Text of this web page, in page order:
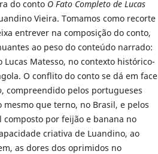
do conto O Fato Completo de Lucas
Vieira. Tomamos como recorte
entrever na composição do conto,
ao peso do conteúdo narrado:
Matesso, no contexto histórico-
O conflito do conto se dá em face
, compreendido pelos portugueses
que terno, no Brasil, e pelos
por feijão e banana no
criativa de Luandino, ao
as dores dos oprimidos no